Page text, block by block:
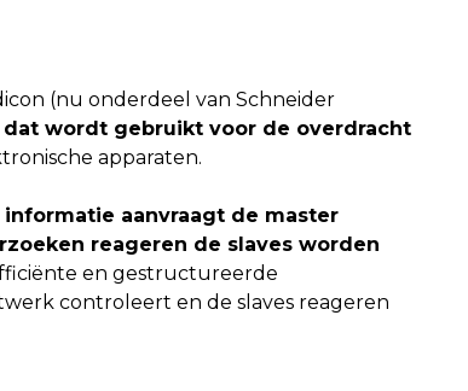
(nu onderdeel van Schneider
wordt gebruikt voor de overdracht
apparaten.
aanvraagt de master
reageren de slaves worden
en gestructureerde
controleert en de slaves reageren